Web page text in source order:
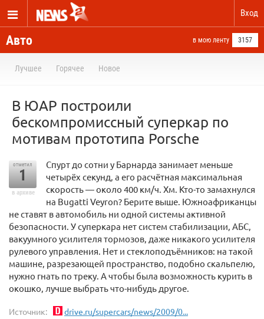
Вход
Авто в мою ленту 3157
Лучшее Горячее Новое
В ЮАР построили
бескомпромиссный суперкар по
мотивам прототипа Porsche
отметил
1
в архиве
Спурт до сотни у Барнарда занимает меньше
четырёх секунд, а его расчётная максимальная
скорость — около 400 км/ч. Хм. Кто-то замахнулся
на Bugatti Veyron? Берите выше. Южноафриканцы
не ставят в автомобиль ни одной системы активной
безопасности. У суперкара нет систем стабилизации, АБС,
вакуумного усилителя тормозов, даже никакого усилителя
рулевого управления. Нет и стеклоподъёмников: на такой
машине, разрезающей пространство, подобно скальпелю,
нужно гнать по треку. А чтобы была возможность курить в
окошко, лучше выбрать что-нибудь другое.
Источник: drive.ru/supercars/news/2009/0...